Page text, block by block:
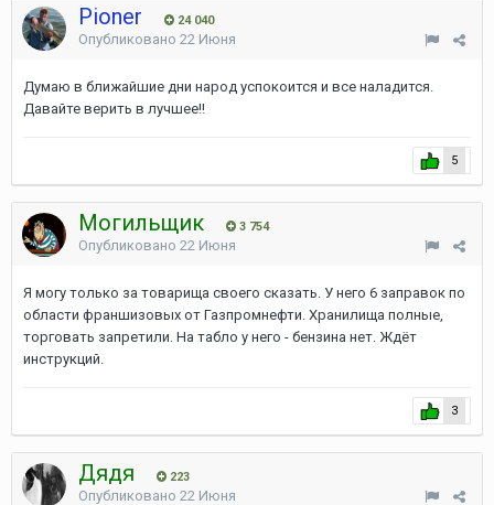
Pioner 24 040
Опубликовано 22 Июня
Думаю в ближайшие дни народ успокоится и все наладится.
Давайте верить в лучшее!!
5
Могильщик 3 754
Опубликовано 22 Июня
Я могу только за товарища своего сказать. У него 6 заправок по
области франшизовых от Газпромнефти. Хранилища полные,
торговать запретили. На табло у него - бензина нет. Ждёт
инструкций.
3
Дядя 223
Опубликовано 22 Июня